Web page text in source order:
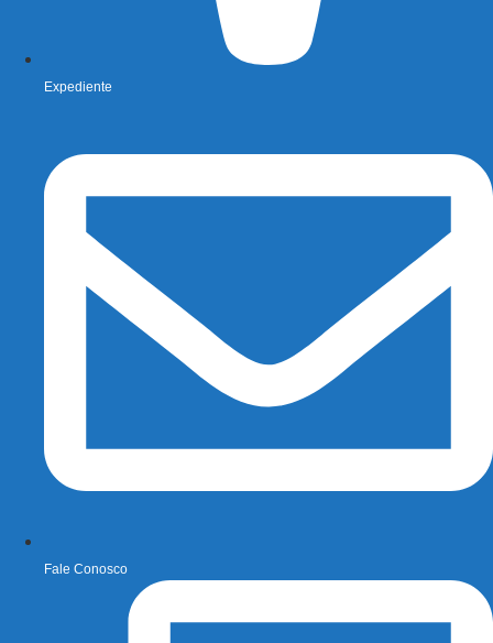
Expediente
Fale Conosco